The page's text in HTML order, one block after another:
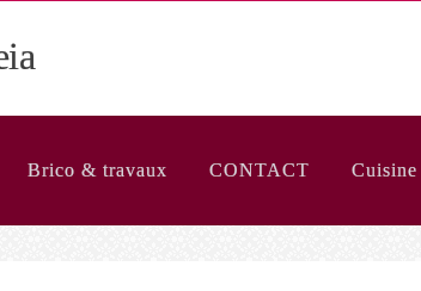
Brico & travaux CONTACT Cuisine